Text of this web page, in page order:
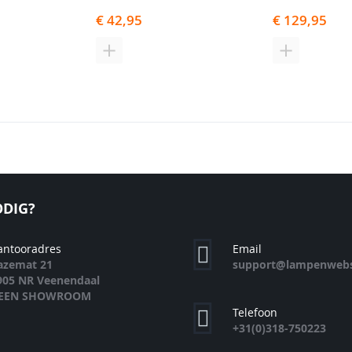
€ 42,95
TOEVOEGEN
€ 129,95
TOEVOEGEN
21
NR Veenendaal
SHOWROOM
Email
Telefoon
+31(0)318-750223